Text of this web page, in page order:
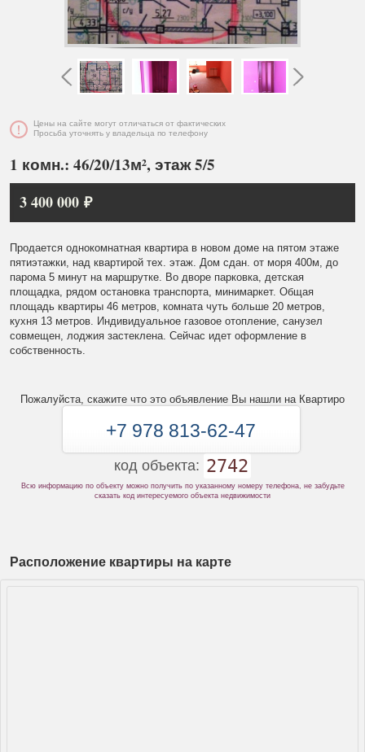
Цены на сайте могут отличаться от фактических
Просьба уточнять у владельца по телефону
1 комн.: 46/20/13м², этаж 5/5
3 400 000 ₽
Продается однокомнатная квартира в новом доме на пятом этаже
пятиэтажки, над квартирой тех. этаж. Дом сдан. от моря 400м, до
парома 5 минут на маршрутке. Во дворе парковка, детская
площадка, рядом остановка транспорта, минимаркет. Общая
площадь квартиры 46 метров, комната чуть больше 20 метров,
кухня 13 метров. Индивидуальное газовое отопление, санузел
совмещен, лоджия застеклена. Сейчас идет оформление в
собственность.
Пожалуйста, скажите что это объявление Вы нашли на Квартиро
+7 978 813-62-47
код объекта: 2742
Всю информацию по объекту можно получить по указанному номеру телефона, не забудьте
сказать код интересуемого объекта недвижимости
Расположение квартиры на карте